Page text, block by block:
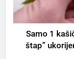
Samo 1
štap”